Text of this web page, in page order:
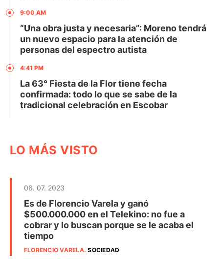
9:00 AM
“Una obra justa y necesaria”: Moreno tendrá
un nuevo espacio para la atención de
personas del espectro autista
4:41 PM
La 63° Fiesta de la Flor tiene fecha
confirmada: todo lo que se sabe de la
tradicional celebración en Escobar
LO MÁS VISTO
06. 07. 2023
Es de Florencio Varela y ganó
$500.000.000 en el Telekino: no fue a
cobrar y lo buscan porque se le acaba el
tiempo
FLORENCIO VARELA.SOCIEDAD